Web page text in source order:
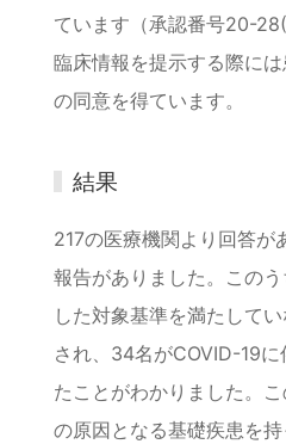
ています（承認番号20-
臨床情報を提示する際に
の同意を得ています。
結果
217の医療機関より回答
報告がありました。この
した対象基準を満たして
され、34名がCOVID-19
たことがわかりました。
の原因となる基礎疾患を持